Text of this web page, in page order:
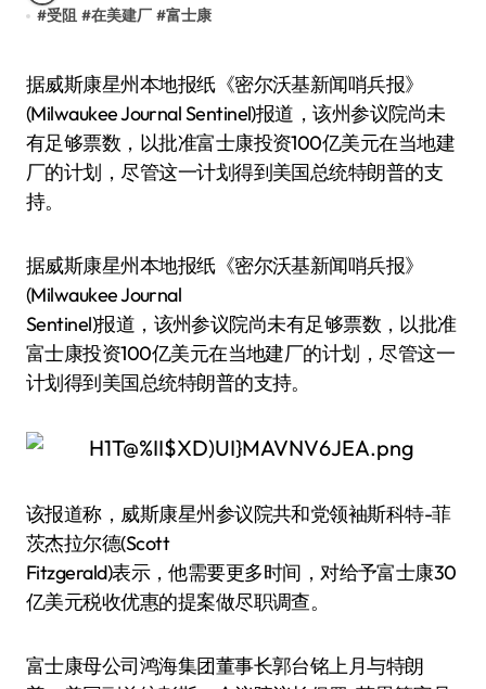
#受阻 #在美建厂 #富士康
据威斯康星州本地报纸《密尔沃基新闻哨兵报》
(Milwaukee Journal Sentinel)报道，该州参议院尚未
有足够票数，以批准富士康投资100亿美元在当地建
厂的计划，尽管这一计划得到美国总统特朗普的支
持。
据威斯康星州本地报纸《密尔沃基新闻哨兵报》
(Milwaukee Journal
Sentinel)报道，该州参议院尚未有足够票数，以批准
富士康投资100亿美元在当地建厂的计划，尽管这一
计划得到美国总统特朗普的支持。
该报道称，威斯康星州参议院共和党领袖斯科特-菲
茨杰拉尔德(Scott
Fitzgerald)表示，他需要更多时间，对给予富士康30
亿美元税收优惠的提案做尽职调查。
富士康母公司鸿海集团董事长郭台铭上月与特朗